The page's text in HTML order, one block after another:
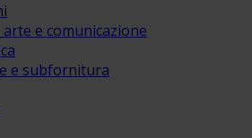
e comunicazione
e subfornitura